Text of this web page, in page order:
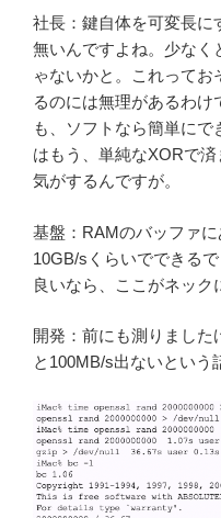
社長：鍵自体を可変長に
無いんですよね。少なく
ゃないかと。これって
るのには無理があるわ
も、ソフトなら簡単に
はもう、単純なXORで
気がするんですが。
基盤：RAMのバッファ
10GB/sくらいでできる
良いなら、ここがネック
開発：前にも測りました
と100MB/s出ないという